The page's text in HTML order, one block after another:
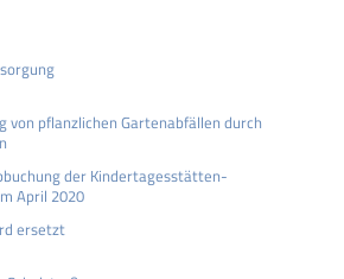
von pflanzlichen Gartenabfällen durch
der Kindertagesstätten-
April 2020
ersetzt